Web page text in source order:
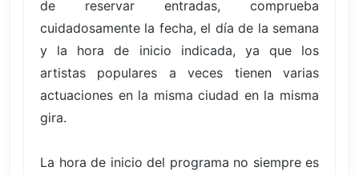
de reservar entradas, comprueba
cuidadosamente la fecha, el día de la semana
y la hora de inicio indicada, ya que los
artistas populares a veces tienen varias
actuaciones en la misma ciudad en la misma
gira.
La hora de inicio del programa no siempre es